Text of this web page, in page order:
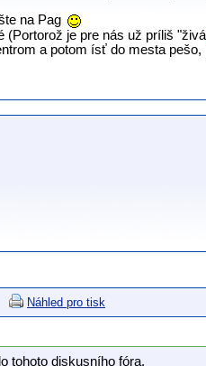
na Pag
je pre nás už príliš
a potom ísť do mesta
Náhled pro tisk
tohoto diskusního fóra.